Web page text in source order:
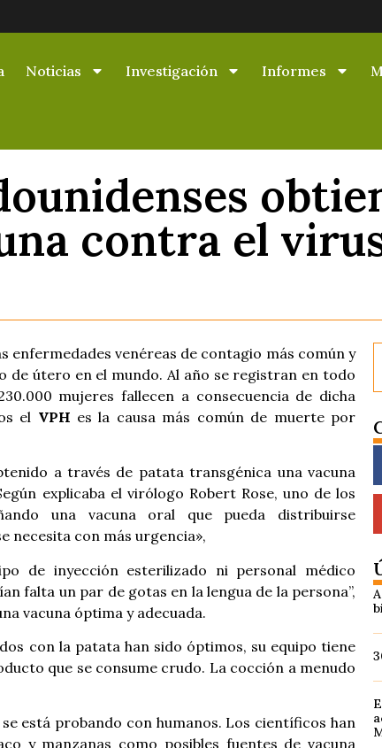
Noticias Investigación Informes
contra el
enfermedades venéreas de contagio más común y
de útero en el mundo. Al año se registran en todo
mujeres fallecen a consecuencia de dicha
el VPH es la causa más común de muerte por
a través de patata transgénica una vacuna
explicaba el virólogo Robert Rose, uno de los
una vacuna oral que pueda distribuirse
necesita con más urgencia»,
de inyección esterilizado ni personal médico
falta un par de gotas en la lengua de la persona”,
vacuna óptima y adecuada.
con la patata han sido óptimos, su equipo tiene
que se consume crudo. La cocción a menudo
está probando con humanos. Los científicos han
y manzanas como posibles fuentes de vacuna